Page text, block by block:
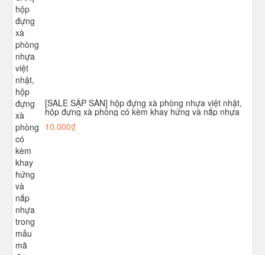
[SALE SẬP SÀN] hộp đựng xà phòng nhựa việt nhật,
hộp đựng xà phòng có kèm khay hứng và nắp nhựa
trong mẫu mã đẹp 5.0
10.000₫